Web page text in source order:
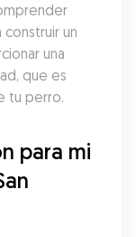
un
una
que es
tu perro.
para mi